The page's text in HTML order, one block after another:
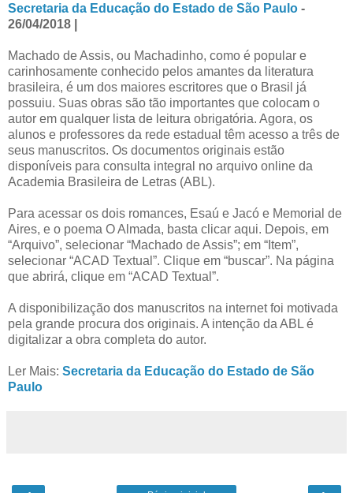
Secretaria da Educação do Estado de São Paulo -
26/04/2018 |
Machado de Assis, ou Machadinho, como é popular e
carinhosamente conhecido pelos amantes da literatura
brasileira, é um dos maiores escritores que o Brasil já
possuiu. Suas obras são tão importantes que colocam o
autor em qualquer lista de leitura obrigatória. Agora, os
alunos e professores da rede estadual têm acesso a três de
seus manuscritos. Os documentos originais estão
disponíveis para consulta integral no arquivo online da
Academia Brasileira de Letras (ABL).
Para acessar os dois romances, Esaú e Jacó e Memorial de
Aires, e o poema O Almada, basta clicar aqui. Depois, em
“Arquivo”, selecionar “Machado de Assis”; em “Item”,
selecionar “ACAD Textual”. Clique em “buscar”. Na página
que abrirá, clique em “ACAD Textual”.
A disponibilização dos manuscritos na internet foi motivada
pela grande procura dos originais. A intenção da ABL é
digitalizar a obra completa do autor.
Ler Mais: Secretaria da Educação do Estado de São
Paulo